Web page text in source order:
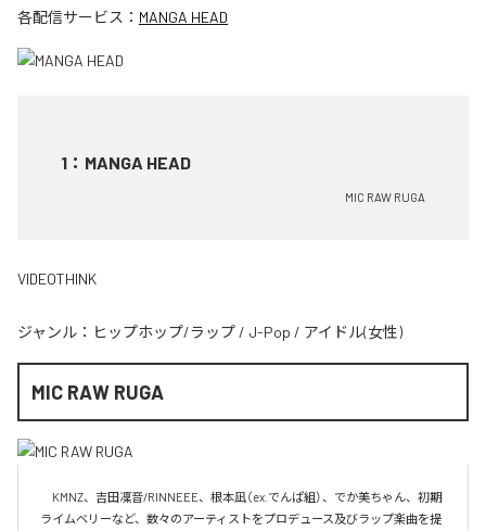
各配信サービス： MANGA HEAD
1 ： MANGA HEAD
MIC RAW RUGA
VIDEOTHINK
ジャンル： ヒップホップ/ラップ / J-Pop / アイドル(女性)
MIC RAW RUGA
KMNZ、吉田凜音/RINNEEE、根本凪（ex.でんぱ組）、でか美ちゃん、初期
ライムベリーなど、数々のアーティストをプロデュース及びラップ楽曲を提